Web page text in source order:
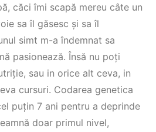
căci îmi scapă mereu câte un
sa îl găsesc și sa îl
simt m-a îndemnat sa
pasionează. Însă nu poți
sau in orice alt ceva, in
cursuri. Codarea genetica
puțin 7 ani pentru a deprinde
doar primul nivel,